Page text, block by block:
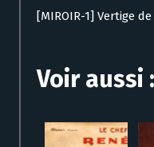
[MIROIR-1] Vertige
Voir aussi :